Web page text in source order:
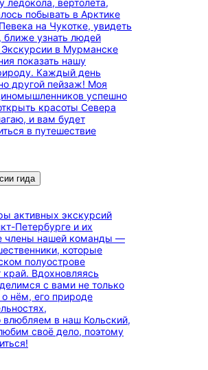
ледокола, вертолёта,
побывать в Арктике
на Чукотке, увидеть
узнать людей
в Мурманске
показать нашу
Каждый день
другой пейзаж! Моя
успешно
красоты Севера
и вам будет
в путешествие
гида
активных экскурсий
Петербурге и их
члены нашей команды —
которые
полуострове
Вдохновляясь
с вами не только
нём, его природе
в наш Кольский,
своё дело, поэтому